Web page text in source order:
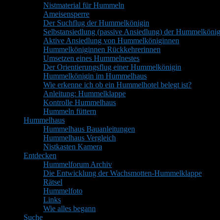
Nistmaterial für Hummeln
Ameisensperre
Der Suchflug der Hummelkönigin
Selbstansiedlung (passive Ansiedlung) der
Aktive Ansiedlung von Hummelköniginnen
Hummelköniginnen Rückkehrerinnen
Umsetzen eines Hummelnestes
Der Orientierungsflug einer Hummelkönigin
Hummelkönigin im Hummelhaus
Wie erkenne ich ob ein Hummelhotel belegt ist?
Anleitung: Hummelklappe
Kontrolle Hummelhaus
Hummeln füttern
Hummelhaus
Hummelhaus Bauanleitungen
Hummelhaus Vergleich
Nistkasten Kamera
Entdecken
Hummelforum Archiv
Die Entwicklung der Wachsmotten-Hummelklappe
Rätsel
Hummelfoto
Links
Wie alles begann
Suche